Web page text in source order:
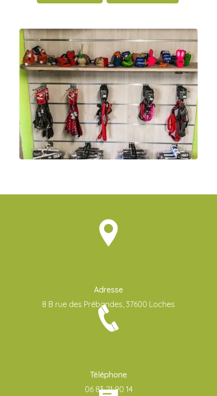
Adresse
8 B rue des Prébandes, 37600 Loches
Téléphone
06 83 21 90 14